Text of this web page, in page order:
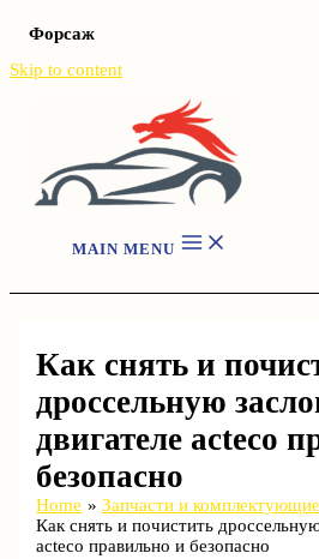
Форсаж
Skip to content
MAIN MENU
Как снять и
дроссельную
двигателе acteco
безопасно
Home
Запчасти и комплектующие
Как снять и почистить
acteco правильно и безопасно